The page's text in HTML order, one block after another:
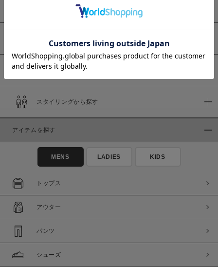
商品タイプ
通常商品
セール価格
在庫
在庫あり
予約商品
スタイリングから探す
アイテムを探す
MENS LADIES KIDS
トップス
アウター
パンツ
シューズ